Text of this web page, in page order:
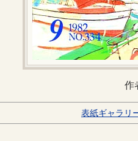
作
表紙ギャラリ